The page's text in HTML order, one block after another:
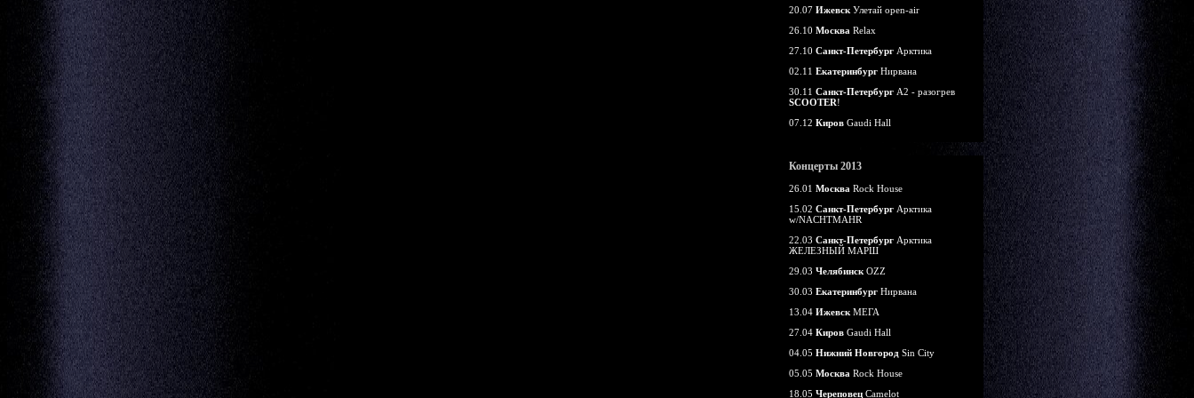
20.07 Ижевск Улетай open-air
26.10 Москва Relax
27.10 Санкт-Петербург Арктика
02.11 Екатеринбург Нирвана
30.11 Санкт-Петербург А2 - разогрев
SCOOTER!
07.12 Киров Gaudi Hall
Концерты 2013
26.01 Москва Rock House
15.02 Санкт-Петербург Арктика
w/NACHTMAHR
22.03 Санкт-Петербург Арктика
ЖЕЛЕЗНЫЙ МАРШ
29.03 Челябинск OZZ
30.03 Екатеринбург Нирвана
13.04 Ижевск МЕГА
27.04 Киров Gaudi Hall
04.05 Нижний Новгород Sin City
05.05 Москва Rock House
18.05 Череповец Camelot